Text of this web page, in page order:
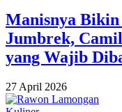
Manisnya Bikin
Jumbrek,
yang Wajib
27 April 2026